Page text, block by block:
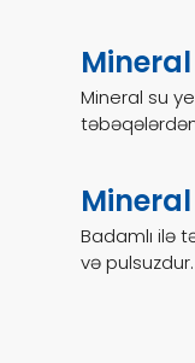
Mineral su
Badamlı ilə
və pulsuzdur.